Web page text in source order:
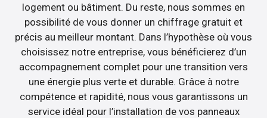
logement ou bâtiment. Du reste, nous sommes en
possibilité de vous donner un chiffrage gratuit et
précis au meilleur montant. Dans l’hypothèse où vous
choisissez notre entreprise, vous bénéficierez d’un
accompagnement complet pour une transition vers
une énergie plus verte et durable. Grâce à notre
compétence et rapidité, nous vous garantissons un
service idéal pour l’installation de vos panneaux